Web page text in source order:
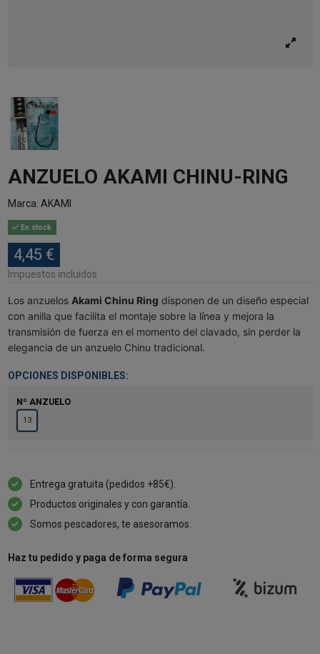
ANZUELO AKAMI CHINU-RING
Marca: AKAMI
En stock
4,45 €
Impuestos incluidos
Los anzuelos Akami Chinu Ring disponen de un diseño especial
con anilla que facilita el montaje sobre la línea y mejora la
transmisión de fuerza en el momento del clavado, sin perder la
elegancia de un anzuelo Chinu tradicional.
OPCIONES DISPONIBLES:
Nº ANZUELO
13
Entrega gratuita (pedidos +85€).
Productos originales y con garantía.
Somos pescadores, te asesoramos.
Haz tu pedido y paga de forma segura